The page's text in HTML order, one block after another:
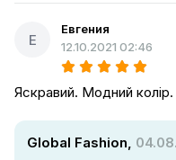
Е
Евгения
12.10.2021 02:46
Яскравий. Модний
Global Fashion,